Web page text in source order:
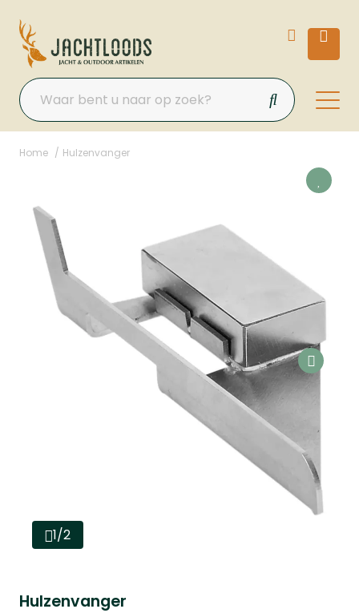
Home Hulzenvanger
1/2
Hulzenvanger